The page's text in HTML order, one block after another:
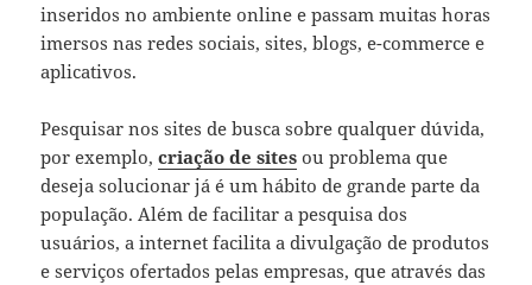
inseridos no ambiente online e passam muitas horas
imersos nas redes sociais, sites, blogs, e-commerce e
aplicativos.
Pesquisar nos sites de busca sobre qualquer dúvida,
por exemplo,criação de sites ou problema que
deseja solucionar já é um hábito de grande parte da
população. Além de facilitar a pesquisa dos
usuários, a internet facilita a divulgação de produtos
e serviços ofertados pelas empresas, que através das